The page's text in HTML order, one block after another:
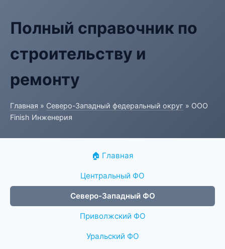
Полный справочник по
строительству и
ремонту
Главная » Северо-Западный федеральный округ » ООО
Finish Инженерия
🏠 Главная
Центральный ФО
Северо-Западный ФО
Приволжский ФО
Уральский ФО